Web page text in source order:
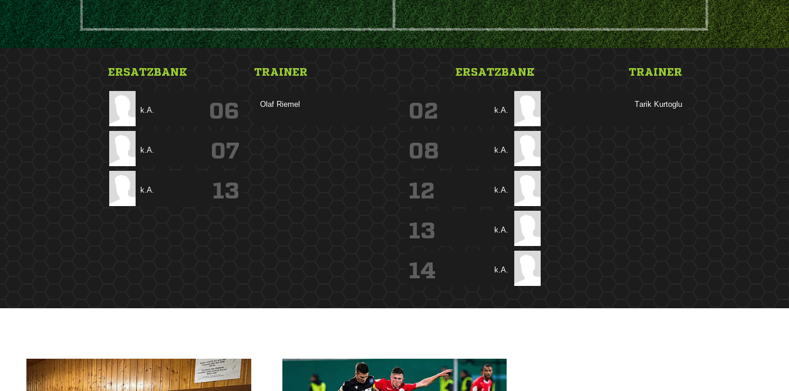
ERSATZBANK
k.A. 06
k.A. 07
k.A. 13
ERSATZBANK
k.A.
02
k.A.
08
k.A.
12
k.A.
13
k.A.
14
TRAINER
 
TRAINER
 